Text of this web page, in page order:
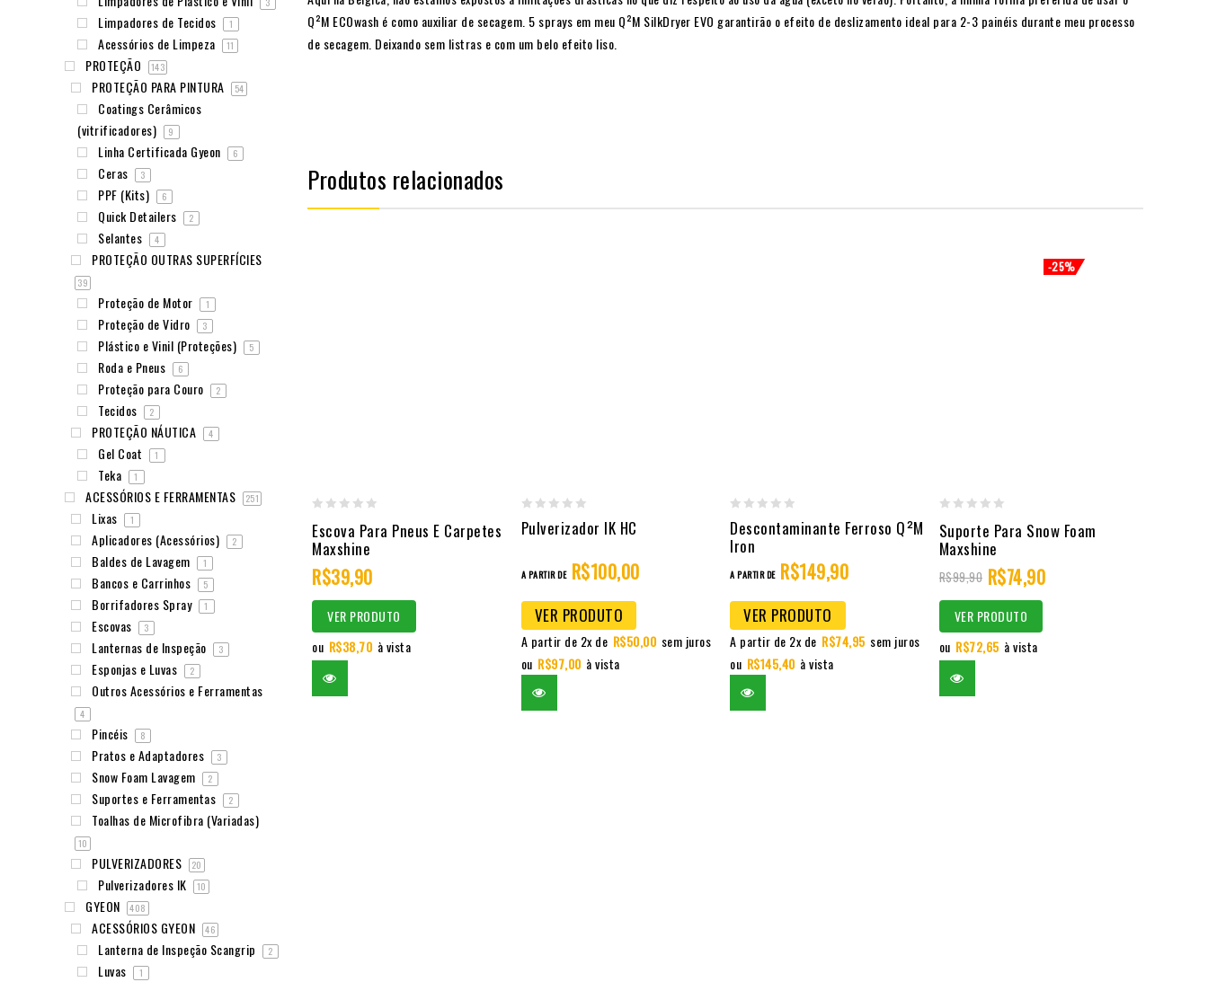
Q²M ECOwash é como auxiliar de secagem. 5 sprays em meu Q²M SilkDryer EVO garantirão o efeito de deslizamento ideal para 2-3 painéis durante meu processo
de secagem. Deixando sem listras e com um belo efeito liso.
Produtos relacionados
out
5
Escova Para Pneus E Carpetes
Maxshine
R$39,90
VER PRODUTO
ou R$38,70 à vista
0
Pulverizador IK HC
A PARTIR DE R$100,00
VER PRODUTO
A partir de 2x de R$50,00 sem juros
ou R$97,00 à vista
0
out
Descontaminante Ferroso Q²M
Iron
A PARTIR DE R$149,90
VER PRODUTO
A partir de 2x de R$74,95 sem juros
ou R$145,40 à vista
-25%
out
Suporte Para Snow Foam
Maxshine
R$99,90 R$74,90
VER PRODUTO
ou R$72,65 à vista
Limpadores de Tecidos 1
Acessórios de Limpeza 11
PROTEÇÃO 143
PROTEÇÃO PARA PINTURA 54
Coatings Cerâmicos
(vitrificadores)
9
Linha Certificada Gyeon 6
Ceras 3
PPF (Kits) 6
Quick Detailers 2
Selantes 4
PROTEÇÃO OUTRAS SUPERFÍCIES
39
Proteção de Motor 1
Proteção de Vidro 3
Plástico e Vinil (Proteções) 5
Roda e Pneus 6
Proteção para Couro 2
Tecidos 2
PROTEÇÃO NÁUTICA 4
Gel Coat 1
Teka 1
ACESSÓRIOS E FERRAMENTAS 251
Lixas 1
Aplicadores (Acessórios) 2
Baldes de Lavagem 1
Bancos e Carrinhos 5
Borrifadores Spray 1
Escovas 3
Lanternas de Inspeção 3
Esponjas e Luvas 2
Outros Acessórios e Ferramentas
4
Pincéis 8
Pratos e Adaptadores 3
Snow Foam Lavagem 2
Suportes e Ferramentas 2
Toalhas de Microfibra (Variadas)
10
PULVERIZADORES 20
Pulverizadores IK 10
GYEON 408
ACESSÓRIOS GYEON 46
Lanterna de Inspeção Scangrip 2
Luvas 1